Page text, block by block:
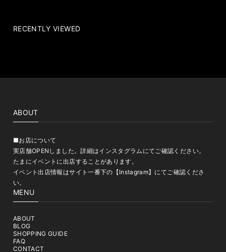
RECENTLY VIEWED
ABOUT
■お店について
実店舗OPENしました。詳細はインスタグラムにてご確認ください。
たまにイベントに出店することがあります。
イベント出店情報はサイト一番下の【Instagram】にてご確認くださ
い。
MENU
ABOUT
BLOG
SHOPPING GUIDE
FAQ
CONTACT